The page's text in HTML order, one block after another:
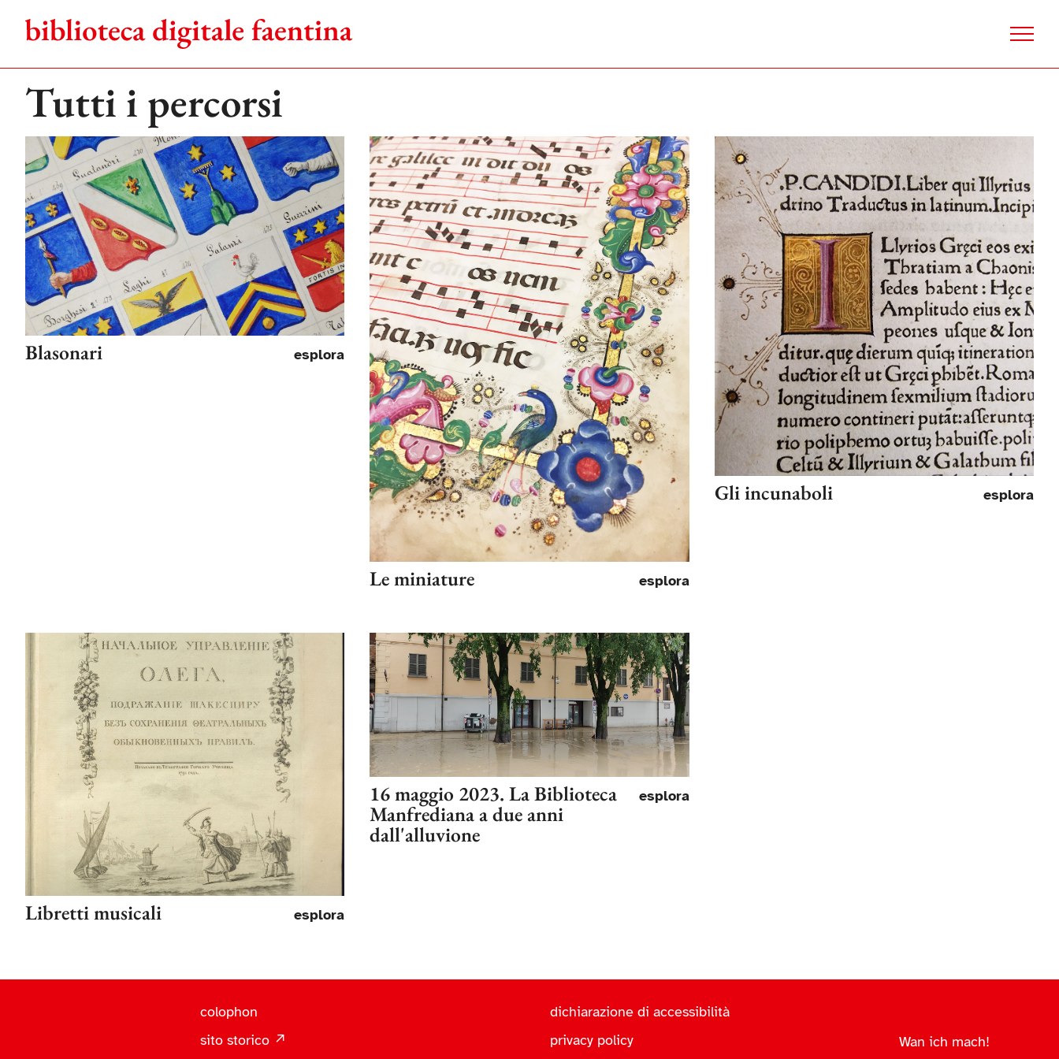
contenuto
Tutti i percorsi
Blasonari esplora
Le miniature esplora
Gli incunaboli esplora
Libretti musicali esplora
16 maggio 2023. La Biblioteca
Manfrediana a due anni
dall'alluvione
esplora
colophon
sito storico ↗
dichiarazione di accessibilità
privacy policy
Wan ich mach!